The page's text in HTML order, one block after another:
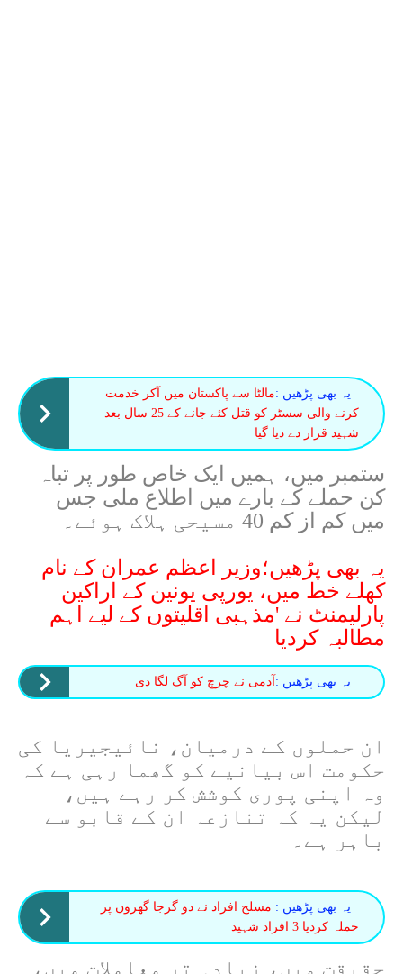
یہ بھی پڑھیں :مالٹا سے پاکستان میں آکر خدمت
کرنے والی سسٹر کو قتل کئے جانے کے 25 سال بعد
شہید قرار دے دیا گیا
ستمبر میں، ہمیں ایک خاص طور پر تباہ
کن حملے کے بارے میں اطلاع ملی جس
میں کم از کم 40 مسیحی ہلاک ہوئے۔
یہ بھی پڑھیں؛وزیر اعظم عمران کے نام
کھلے خط میں، یورپی یونین کے اراکین
پارلیمنٹ نے 'مذہبی اقلیتوں کے لیے اہم
مطالبہ کردیا
یہ بھی پڑھیں : آدمی نے چرچ کو آگ لگا دی
ان حملوں کے درمیان، نائیجیریا کی
حکومت اس بیانیے کو گھما رہی ہے کہ
وہ اپنی پوری کوشش کر رہے ہیں،
لیکن یہ کہ تنازعہ ان کے قابو سے
باہر ہے۔
یہ بھی پڑھیں : مسلح افراد نے دو گرجا گھروں پر
حملہ کردیا 3 افراد شہید
حقیقت میں، زیادہ تر معاملات میں،